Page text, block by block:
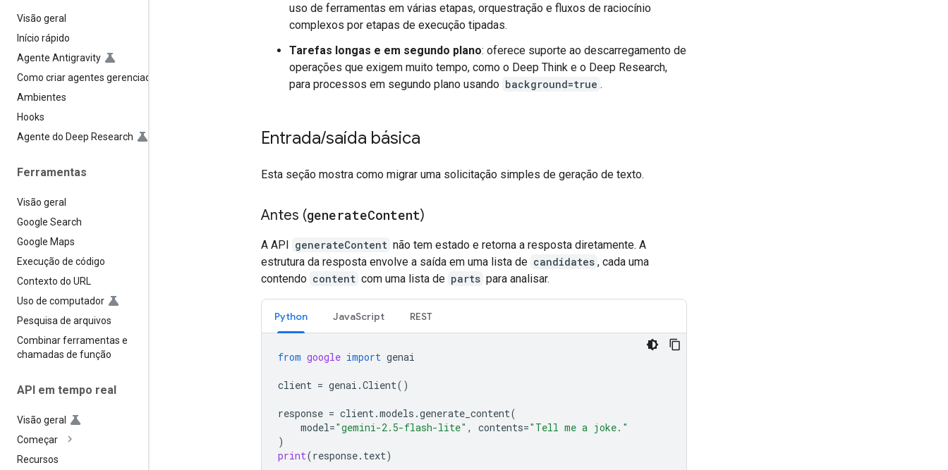
Visão geral
Início rápido
Agente Antigravity
Como criar agentes gerenciados
Ambientes
Hooks
Agente do Deep Research
Ferramentas
Visão geral
Google Search
Google Maps
Execução de código
Contexto do URL
Uso de computador
Pesquisa de arquivos
Combinar ferramentas e
chamadas de função
API em tempo real
Visão geral
Começar
Recursos
uso de ferramentas em várias etapas, orquestração e fluxos de raciocínio
complexos por etapas de execução tipadas.
Tarefas longas e em segundo plano: oferece suporte ao descarregamento de
operações que exigem muito tempo, como o Deep Think e o Deep Research,
para processos em segundo plano usando background=true .
Entrada/saída básica
Esta seção mostra como migrar uma solicitação simples de geração de texto.
Antes (generateContent)
A API generateContent não tem estado e retorna a resposta diretamente. A
estrutura da resposta envolve a saída em uma lista de candidates , cada uma
contendo content com uma lista de parts para analisar.
Python JavaScript REST
from google import genai
client = genai .Client()
response = client.models .generate_content(
model="gemini-2.5-flash-lite" , contents="Tell me a joke."
)
print(response. text)